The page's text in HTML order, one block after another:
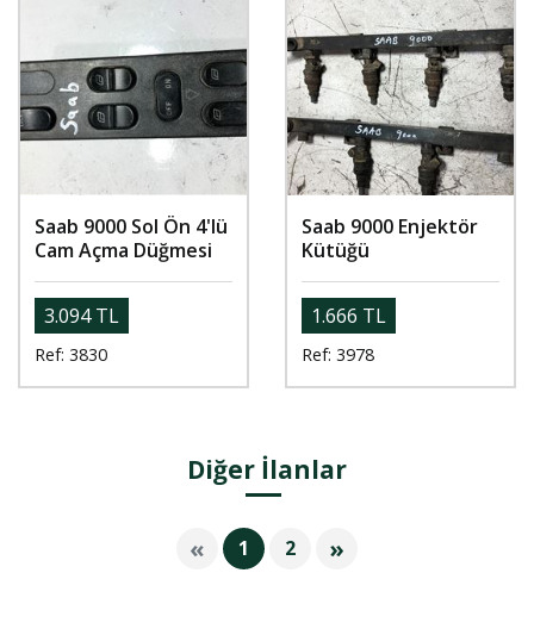
Saab 9000 Sol Ön 4'lü
Cam Açma Düğmesi
3.094 TL
Ref: 3830
Saab 9000 Enjektör
Kütüğü
1.666 TL
Ref: 3978
Diğer İlanlar
« 1 2 »